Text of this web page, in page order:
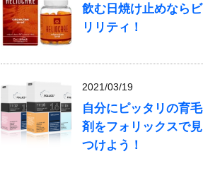
飲む日焼け止めならビ
リリティ！
2021/03/19
自分にピッタリの育毛
剤をフォリックスで見
つけよう！